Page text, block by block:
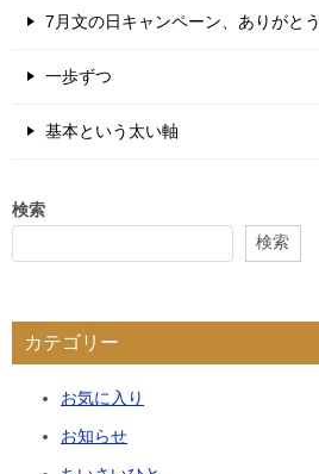
7月文の日キャンペーン、ありがと
一歩ずつ
基本という太い軸
検索
検索
カテゴリー
お気に入り
お知らせ